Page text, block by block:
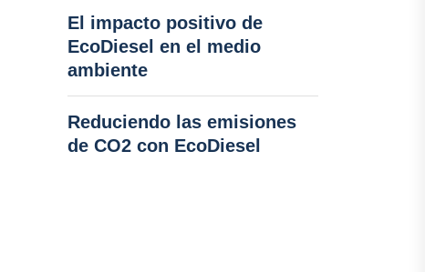
El impacto positivo de
EcoDiesel en el medio
ambiente
Reduciendo las emisiones
de CO2 con EcoDiesel